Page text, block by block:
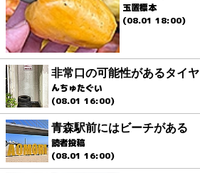
玉置標本
(08.01 18:00)
非常口の可能性があるタイヤ
んちゅたぐい
(08.01 16:00)
青森駅前にはビーチがある
読者投稿
(08.01 16:00)